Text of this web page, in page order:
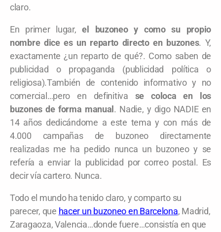
claro.
En primer lugar,el buzoneo y como su propio
nombre dice es un reparto directo en buzones. Y,
exactamente ¿un reparto de qué?. Como saben de
publicidad o propaganda (publicidad política o
religiosa).También de contenido informativo y no
comercial…pero en definitiva se coloca en los
buzones de forma manual . Nadie, y digo NADIE en
14 años dedicándome a este tema y con más de
4.000 campañas de buzoneo directamente
realizadas me ha pedido nunca un buzoneo y se
refería a enviar la publicidad por correo postal. Es
decir vía cartero. Nunca.
Todo el mundo ha tenido claro, y comparto su
parecer, que hacer un buzoneo en Barcelona, Madrid,
Zaragaoza, Valencia…donde fuere…consistía en que